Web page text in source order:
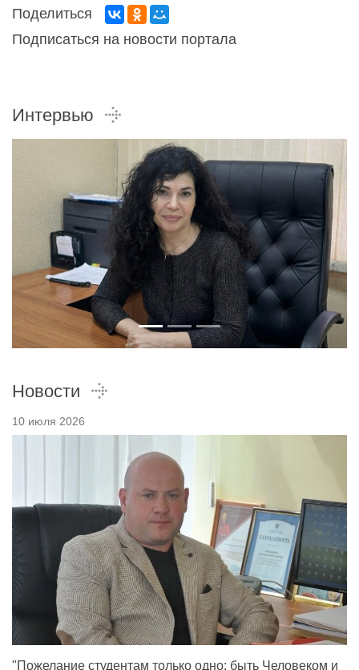
Поделиться
Подписаться на новости портала
Интервью
Новости
10 июля 2026
"Пожелание студентам только одно: быть Человеком и